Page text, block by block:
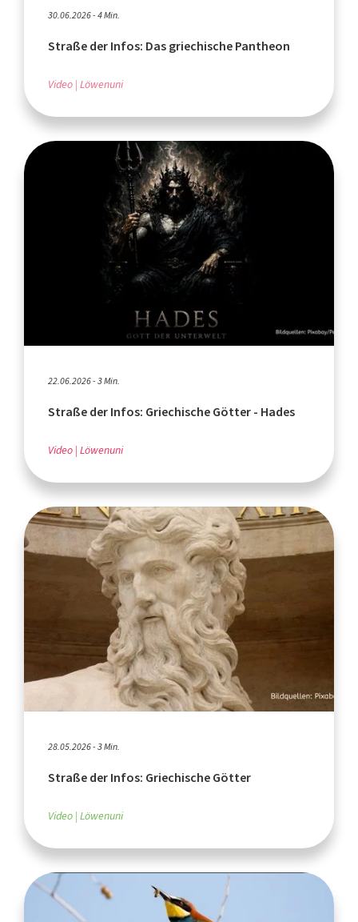
30.06.2026 - 4 Min.
Straße der Infos: Das griechische Pantheon
Video Löwenuni
22.06.2026 - 3 Min.
Straße der Infos: Griechische Götter - Hades
Video Löwenuni
28.05.2026 - 3 Min.
Straße der Infos: Griechische Götter
Video Löwenuni